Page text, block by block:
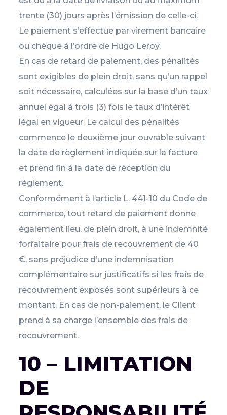
trente (30) jours après l’émission de celle-ci.
Le paiement s’effectue par virement bancaire
ou chèque à l’ordre de Hugo Leroy.
En cas de retard de paiement, des pénalités
sont exigibles de plein droit, sans qu’un rappel
soit nécessaire, calculées sur la base d’un taux
annuel égal à trois (3) fois le taux d’intérêt
légal en vigueur. Le calcul des pénalités
commence le deuxième jour ouvrable suivant
la date de règlement indiquée sur la facture
et prend fin à la date de réception du
règlement.
Conformément à l’article L. 441-10 du Code de
commerce, tout retard de paiement donne
également lieu, de plein droit, à une indemnité
forfaitaire pour frais de recouvrement de 40
€, sans préjudice d’une indemnisation
complémentaire sur justificatifs si les frais de
recouvrement exposés sont supérieurs à ce
montant. En cas de non-paiement, le Client
prend à sa charge l’ensemble des frais de
recouvrement.
10 – LIMITATION
DE